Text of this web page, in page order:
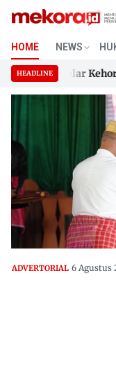
content
HOME NEWS
HEADLINE
Gelar
Gelar
ADVERTORIAL 6 Agustus